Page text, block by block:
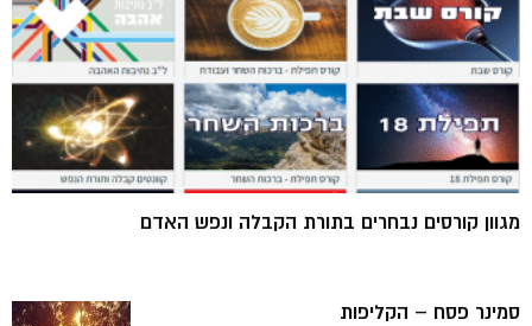
מגוון קורסים נבחרים בתורת הקבלה ונפש האדם
סמינר פסח – הקליפות